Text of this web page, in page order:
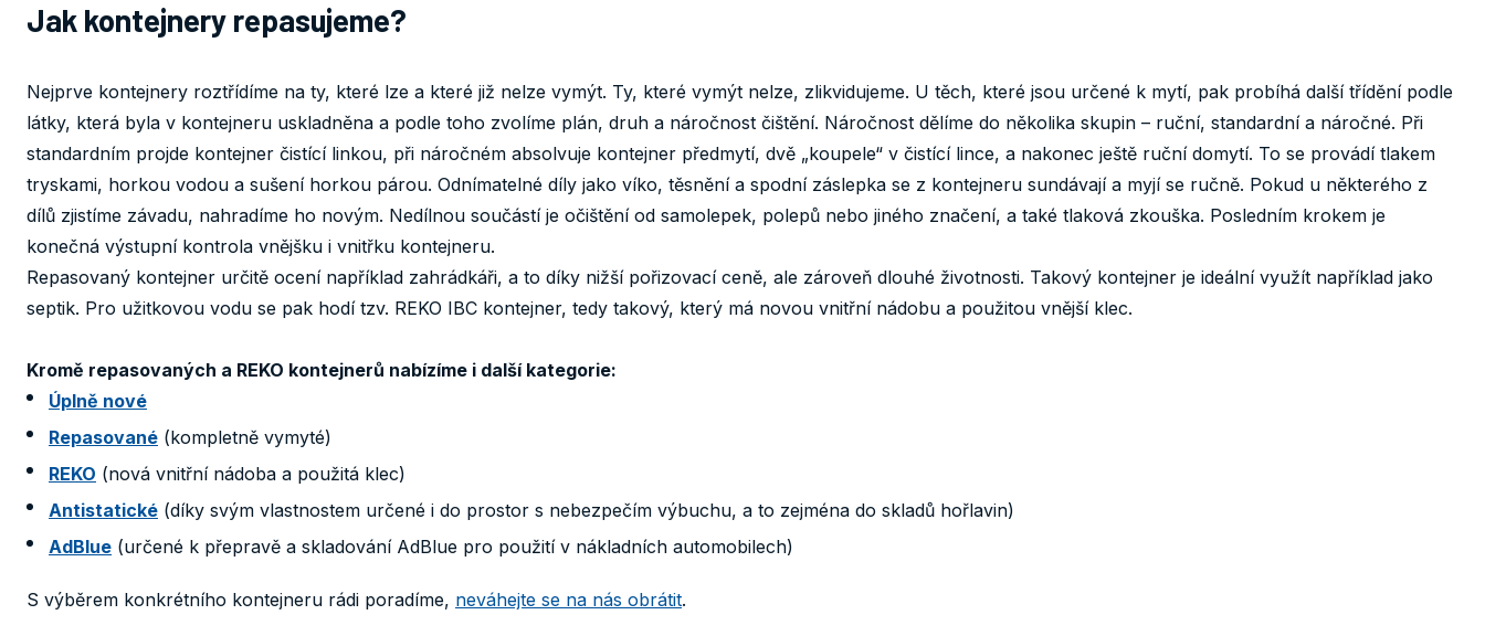
Jak kontejnery repasujeme?
Nejprve kontejnery roztřídíme na ty, které lze a které již nelze vymýt. Ty, které vymýt nelze, zlikvidujeme. U těch, které jsou určené k mytí, pak probíhá další třídění podle
látky, která byla v kontejneru uskladněna a podle toho zvolíme plán, druh a náročnost čištění. Náročnost dělíme do několika skupin – ruční, standardní a náročné. Při
standardním projde kontejner čistící linkou, při náročném absolvuje kontejner předmytí, dvě „koupele“ v čistící lince, a nakonec ještě ruční domytí. To se provádí tlakem
tryskami, horkou vodou a sušení horkou párou. Odnímatelné díly jako víko, těsnění a spodní záslepka se z kontejneru sundávají a myjí se ručně. Pokud u některého z
dílů zjistíme závadu, nahradíme ho novým. Nedílnou součástí je očištění od samolepek, polepů nebo jiného značení, a také tlaková zkouška. Posledním krokem je
konečná výstupní kontrola vnějšku i vnitřku kontejneru.
Repasovaný kontejner určitě ocení například zahrádkáři, a to díky nižší pořizovací ceně, ale zároveň dlouhé životnosti. Takový kontejner je ideální využít například jako
septik. Pro užitkovou vodu se pak hodí tzv. REKO IBC kontejner, tedy takový, který má novou vnitřní nádobu a použitou vnější klec.
Kromě repasovaných a REKO kontejnerů nabízíme i další kategorie:
Úplně nové
Repasované (kompletně vymyté)
REKO (nová vnitřní nádoba a použitá klec)
Antistatické (díky svým vlastnostem určené i do prostor s nebezpečím výbuchu, a to zejména do skladů hořlavin)
AdBlue (určené k přepravě a skladování AdBlue pro použití v nákladních automobilech)
S výběrem konkrétního kontejneru rádi poradíme, neváhejte se na nás obrátit.